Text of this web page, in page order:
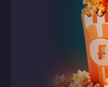
Ramón Díaz e Fernando